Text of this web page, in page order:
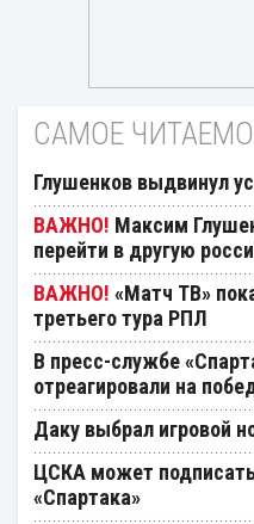
САМОЕ
Глушенков выдвинул
Максим
перейти в другую
«Матч ТВ»
третьего тура РПЛ
В пресс-службе
отреагировали на
Даку выбрал игровой
ЦСКА может
«Спартака»